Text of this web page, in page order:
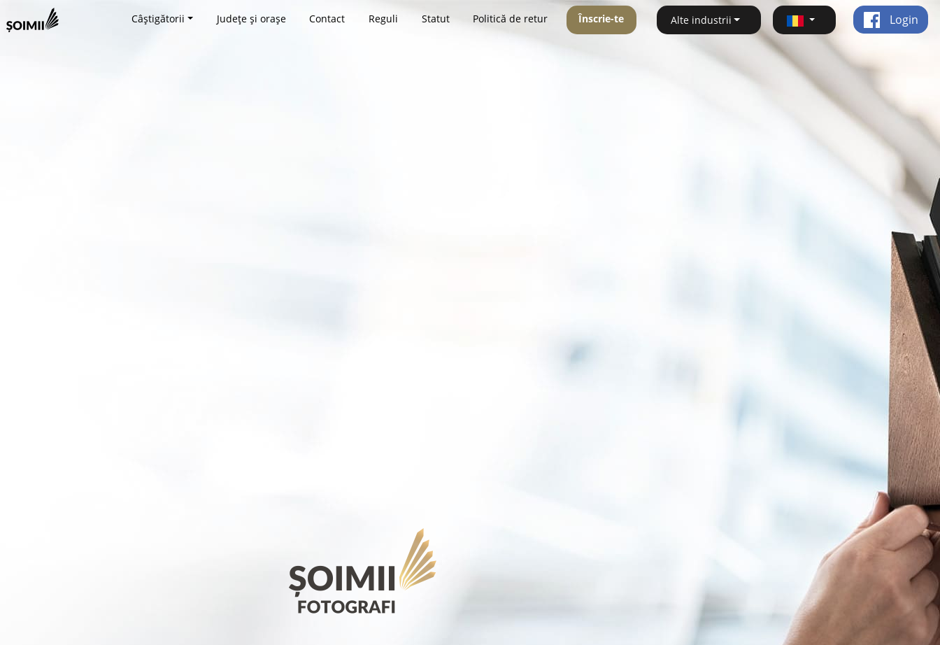
Câștigătorii Județe și orașe Contact Reguli Statut Politică de retur Înscrie-te Alte industrii Login